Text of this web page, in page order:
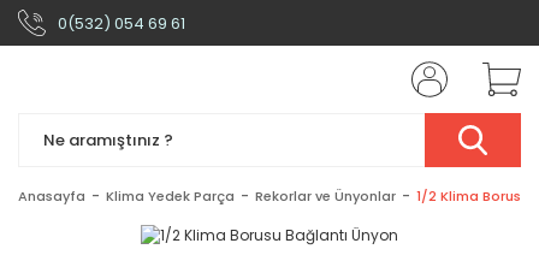
0(532) 054 69 61
Anasayfa Klima Yedek Parça Rekorlar ve Ünyonlar 1/2 Klima Borusu